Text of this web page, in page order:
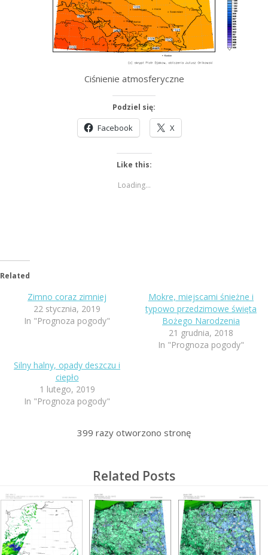
Ciśnienie atmosferyczne
Podziel się:
Facebook X
Like this:
Loading...
Related
Zimno coraz zimniej
22 stycznia, 2019
In "Prognoza pogody"
Mokre, miejscami śnieżne i
typowo przedzimowe święta
Bożego Narodzenia
21 grudnia, 2018
In "Prognoza pogody"
Silny halny, opady deszczu i
ciepło
1 lutego, 2019
In "Prognoza pogody"
399 razy otworzono stronę
Related Posts